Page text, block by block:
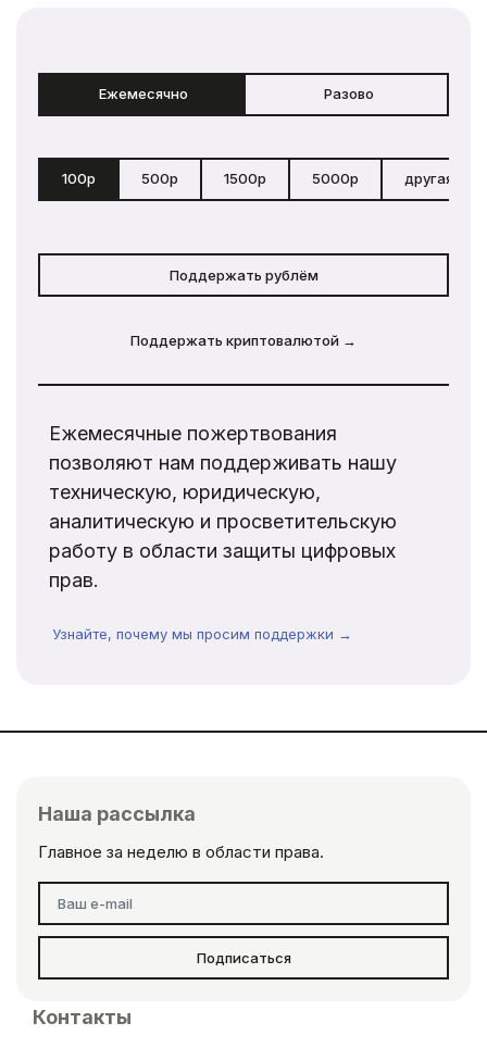
Ежемесячно Разово
100р 500р 1500р 5000р другая
Поддержать рублём
Поддержать криптовалютой →
Ежемесячные пожертвования
позволяют нам поддерживать нашу
техническую, юридическую,
аналитическую и просветительскую
работу в области защиты цифровых
прав.
Узнайте, почему мы просим поддержки →
Наша рассылка
Главное за неделю в области права.
Подписаться
Контакты